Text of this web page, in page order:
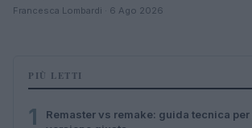
Francesca Lombardi · 6 Ago 2026
PIÙ LETTI
1
Remaster vs remake: guida tecnica